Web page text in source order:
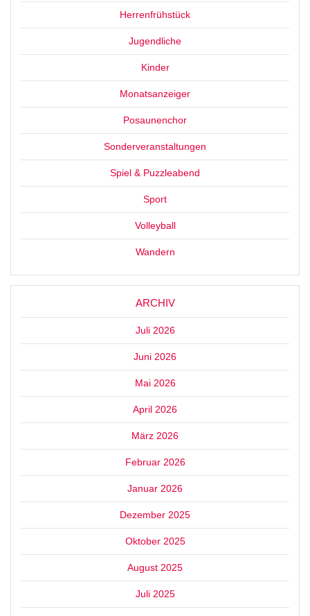
Herrenfrühstück
Jugendliche
Kinder
Monatsanzeiger
Posaunenchor
Sonderveranstaltungen
Spiel & Puzzleabend
Sport
Volleyball
Wandern
ARCHIV
Juli 2026
Juni 2026
Mai 2026
April 2026
März 2026
Februar 2026
Januar 2026
Dezember 2025
Oktober 2025
August 2025
Juli 2025